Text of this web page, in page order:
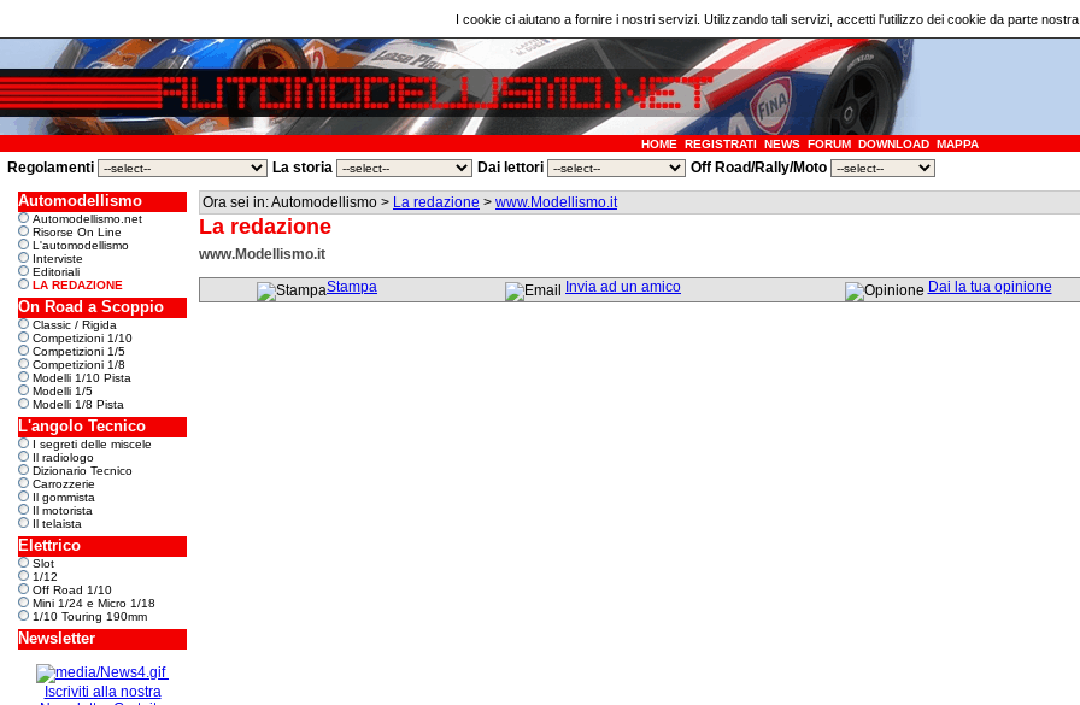
I cookie ci aiutano a fornire i nostri servizi. Utilizzando tali servizi, accetti l'utilizzo dei cookie da parte nostra.
HOME REGISTRATI NEWS FORUM DOWNLOAD MAPPA
Regolamenti La storia Dai lettori Off Road/Rally/Moto
Automodellismo
Automodellismo.net
Risorse On Line
L'automodellismo
Interviste
Editoriali
LA REDAZIONE
On Road a Scoppio
Classic / Rigida
Competizioni 1/10
Competizioni 1/5
Competizioni 1/8
Modelli 1/10 Pista
Modelli 1/5
Modelli 1/8 Pista
L'angolo Tecnico
I segreti delle miscele
Il radiologo
Dizionario Tecnico
Carrozzerie
Il gommista
Il motorista
Il telaista
Elettrico
Slot
1/12
Off Road 1/10
Mini 1/24 e Micro 1/18
1/10 Touring 190mm
Newsletter
Iscriviti alla nostra
Ora sei in: Automodellismo > La redazione > www.Modellismo.it
La redazione
www.Modellismo.it
Stampa
Invia ad un amico Dai la tua opinione